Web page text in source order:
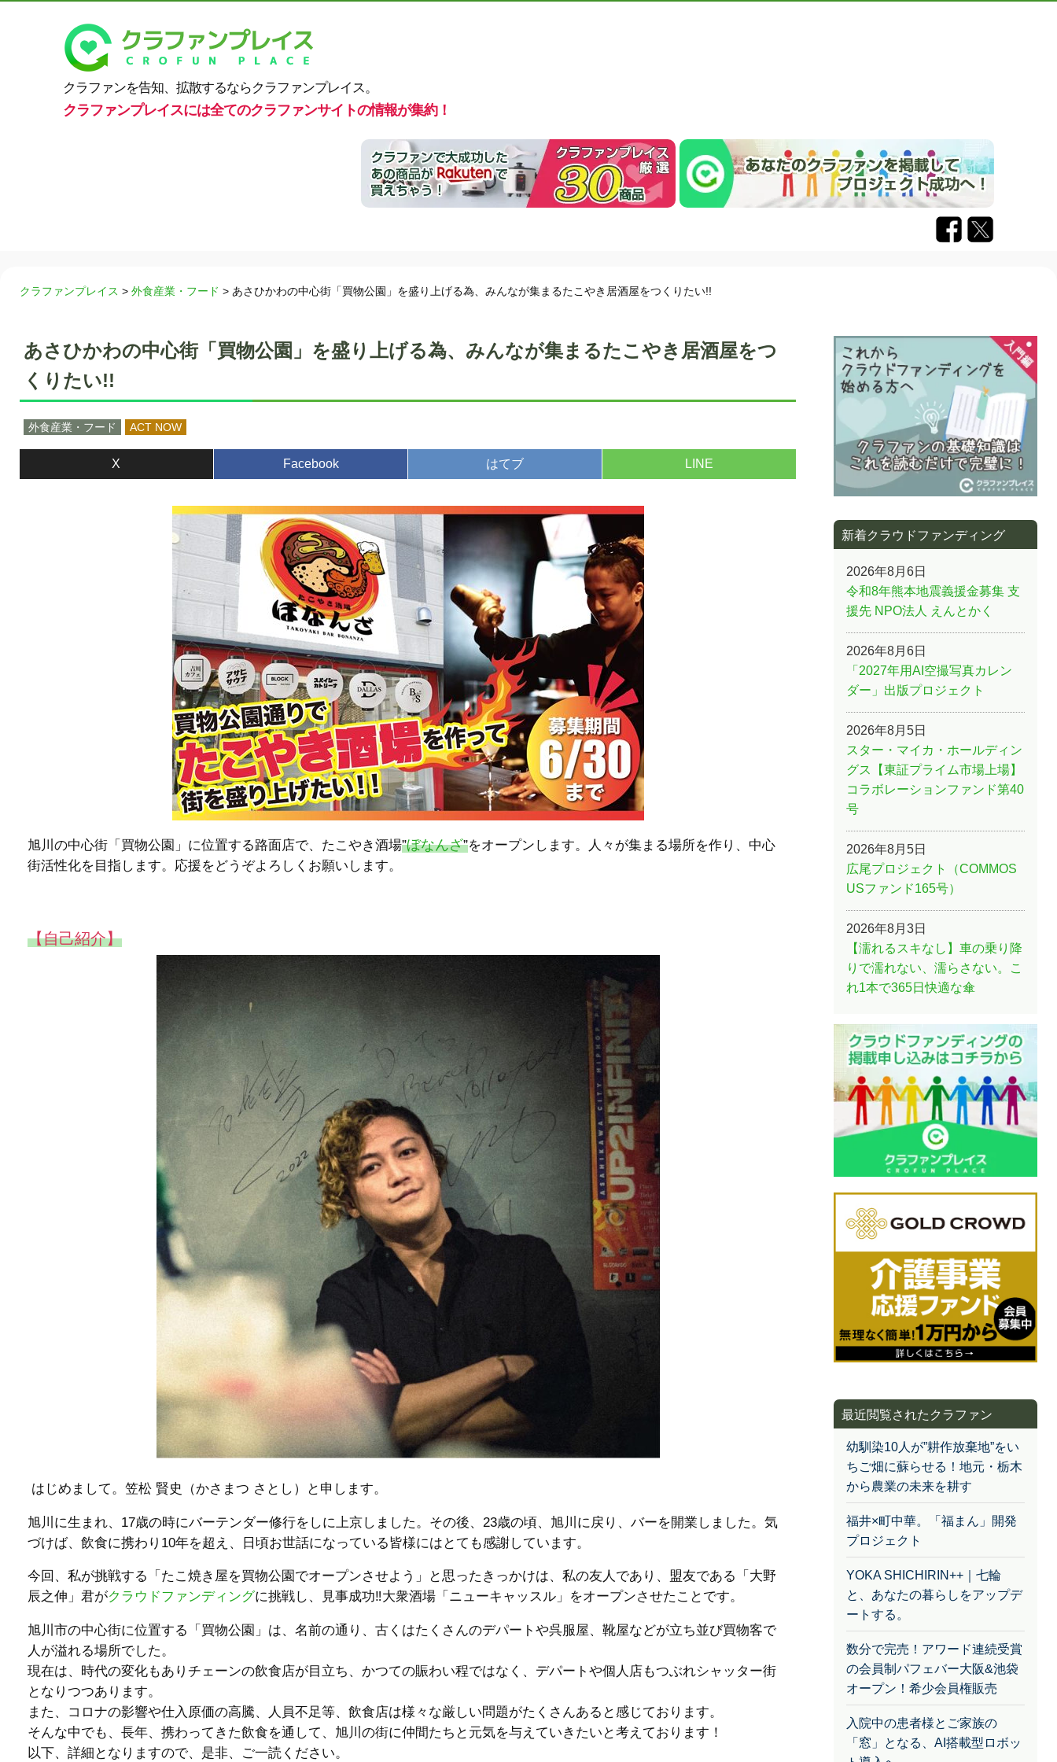
クラファンを告知、拡散するならクラファンプレイス。
クラファンプレイスには全てのクラファンサイトの情報が集約！
クラファンプレイス > 外食産業・フード > あさひかわの中心街「買物公園」を盛り上げる為、みんなが集まるたこやき居酒屋をつくりたい!!
あさひかわの中心街「買物公園」を盛り上げる為、みんなが集まるたこやき居酒屋をつ
くりたい!!
外食産業・フード ACT NOW
X Facebook はてブ LINE
旭川の中心街「買物公園」に位置する路面店で、たこやき酒場”ぼなんざ”をオープンします。人々が集まる場所を作り、中心
街活性化を目指します。応援をどうぞよろしくお願いします。
【自己紹介】
はじめまして。笠松 賢史（かさまつ さとし）と申します。
旭川に生まれ、17歳の時にバーテンダー修行をしに上京しました。その後、23歳の頃、旭川に戻り、バーを開業しました。気
づけば、飲食に携わり10年を超え、日頃お世話になっている皆様にはとても感謝しています。
今回、私が挑戦する「たこ焼き屋を買物公園でオープンさせよう」と思ったきっかけは、私の友人であり、盟友である「大野
辰之伸」君がクラウドファンディングに挑戦し、見事成功‼大衆酒場「ニューキャッスル」をオープンさせたことです。
旭川市の中心街に位置する「買物公園」は、名前の通り、古くはたくさんのデパートや呉服屋、靴屋などが立ち並び買物客で
人が溢れる場所でした。
現在は、時代の変化もありチェーンの飲食店が目立ち、かつての賑わい程ではなく、デパートや個人店もつぶれシャッター街
となりつつあります。
また、コロナの影響や仕入原価の高騰、人員不足等、飲食店は様々な厳しい問題がたくさんあると感じております。
そんな中でも、長年、携わってきた飲食を通して、旭川の街に仲間たちと元気を与えていきたいと考えております！
以下、詳細となりますので、是非、ご一読ください。
新着クラウドファンディング
2026年8月6日
令和8年熊本地震義援金募集 支
援先 NPO法人 えんとかく
2026年8月6日
「2027年用AI空撮写真カレン
ダー」出版プロジェクト
2026年8月5日
スター・マイカ・ホールディン
グス【東証プライム市場上場】
コラボレーションファンド第40
号
2026年8月5日
広尾プロジェクト（COMMOS
USファンド165号）
2026年8月3日
【濡れるスキなし】車の乗り降
りで濡れない、濡らさない。こ
れ1本で365日快適な傘
最近閲覧されたクラファン
幼馴染10人が”耕作放棄地”をい
ちご畑に蘇らせる！地元・栃木
から農業の未来を耕す
福井×町中華。「福まん」開発
プロジェクト
YOKA SHICHIRIN++｜七輪
と、あなたの暮らしをアップデ
ートする。
数分で完売！アワード連続受賞
の会員制パフェバー大阪&池袋
オープン！希少会員権販売
入院中の患者様とご家族の
「窓」となる、AI搭載型ロボッ